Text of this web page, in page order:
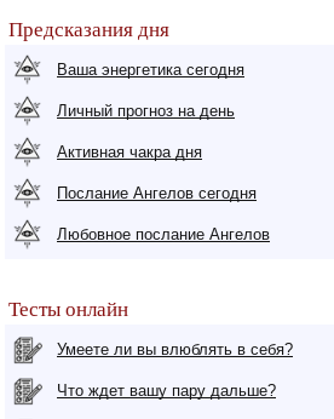
Предсказания дня
Ваша энергетика сегодня
Личный прогноз на день
Активная чакра дня
Послание Ангелов сегодня
Любовное послание Ангелов
Тесты онлайн
Умеете ли вы влюблять в себя?
Что ждет вашу пару дальше?